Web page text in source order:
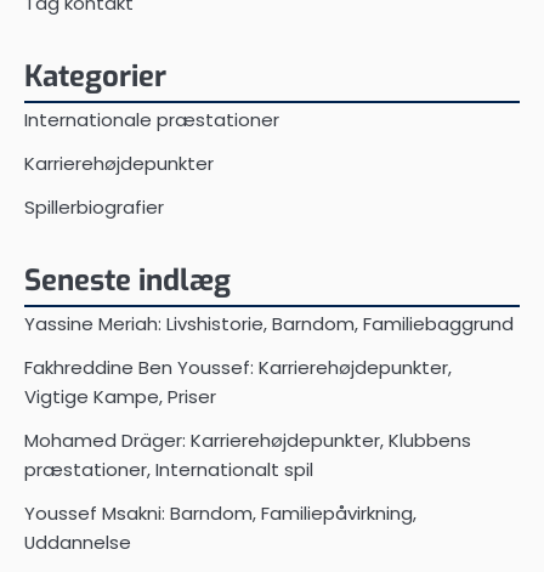
Kategorier
Internationale præstationer
Karrierehøjdepunkter
Spillerbiografier
Seneste indlæg
Yassine Meriah: Livshistorie, Barndom, Familiebaggrund
Fakhreddine Ben Youssef: Karrierehøjdepunkter,
Vigtige Kampe, Priser
Mohamed Dräger: Karrierehøjdepunkter, Klubbens
præstationer, Internationalt spil
Youssef Msakni: Barndom, Familiepåvirkning,
Uddannelse